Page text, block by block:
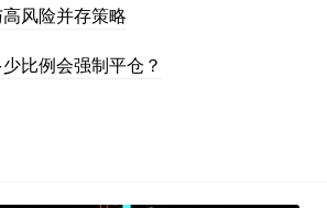
风险并存策略
比例会强制平仓？